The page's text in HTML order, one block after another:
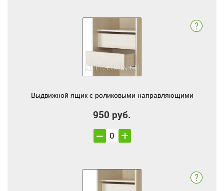
Выдвижной ящик с роликовыми направляющими
950 руб.